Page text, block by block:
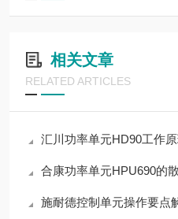
相关文章
RELATED ARTICLES
汇川功率单元HD90工作原理基
合康功率单元HPU690的
施耐德控制单元操作要点